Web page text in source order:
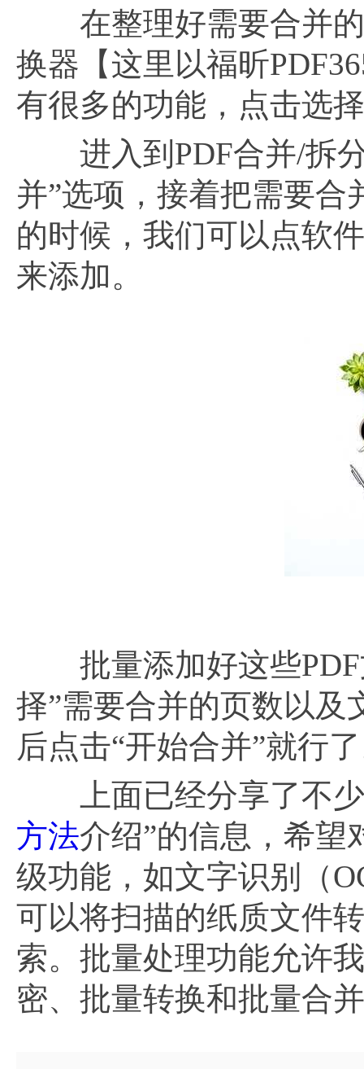
在整理好需要合并的
换器【这里以福昕
有很多的功能，点击选
进入到PDF合并/拆分
并”选项，接着把需要合
的时候，我们可以点软
来添加。
批量添加好这些PDF
择”需要合并的页数以及
后点击“开始合并”就行
上面已经分享了不少
方法介绍”的信息，希望
级功能，如文字识别（
可以将扫描的纸质文件
索。批量处理功能允许
密、批量转换和批量合